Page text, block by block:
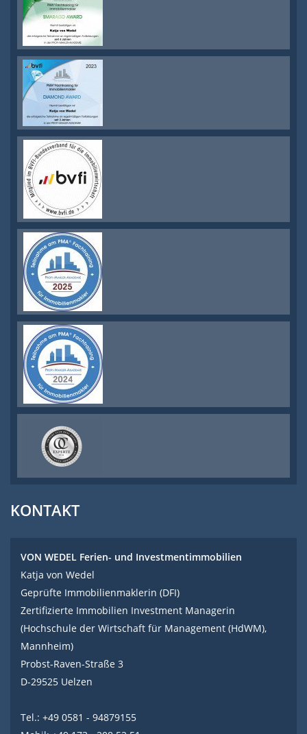
KONTAKT
VON WEDEL Ferien- und Investmentimmobilien
Katja von Wedel
Geprüfte Immobilienmaklerin (DFI)
Zertifizierte Immobilien Investment Managerin
(Hochschule der Wirtschaft für Management (HdWM),
Mannheim)
Probst-Raven-Straße 3
D-29525 Uelzen
Tel.: +49 0581 - 94879155